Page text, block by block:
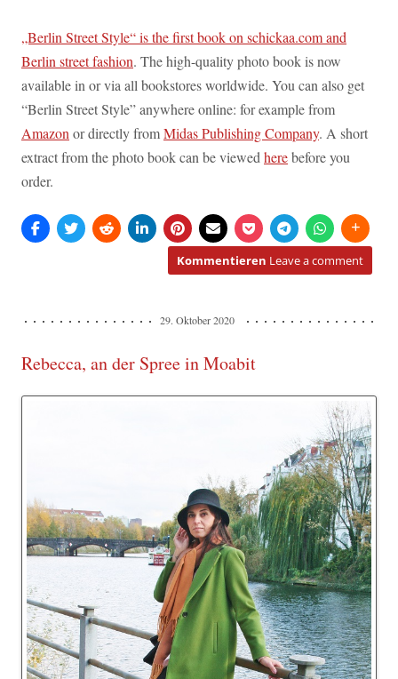
„Berlin Street Style“ is the first book on schickaa.com and
Berlin street fashion. The high-quality photo book is now
available in or via all bookstores worldwide. You can also get
“Berlin Street Style” anywhere online: for example from
Amazon or directly fromMidas Publishing Company. A short
extract from the photo book can be viewed herebefore you
order.
Kommentieren Leave a comment
29. Oktober 2020
Rebecca, an der Spree in Moabit